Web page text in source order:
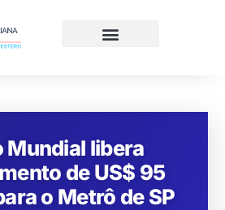
Mundial libera
de US$ 95
o Metrô de SP